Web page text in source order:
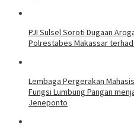
PJI Sulsel Soroti Dugaan
Polrestabes Makassar
Lembaga Pergerakan
Fungsi Lumbung Pangan
Jeneponto